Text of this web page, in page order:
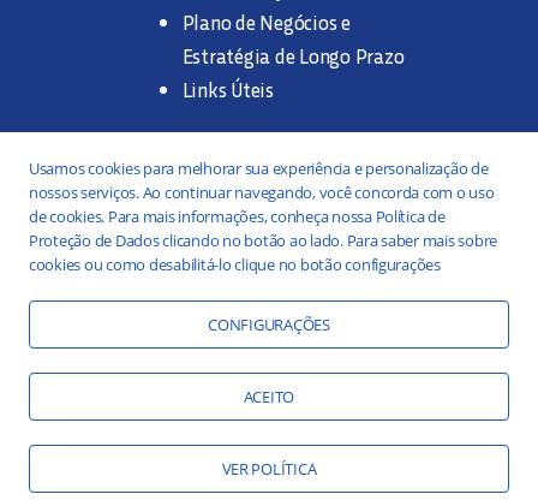
Plano de Negócios e
Estratégia de Longo Prazo
Links Úteis
Trabalhe na SANASA
Concurso Público
Estágio
Portal da Transparência
Práticas ESG
Responsabilidade Social
Educação Ambiental
Usamos cookies para melhorar sua experiência e personalização de
nossos serviços. Ao continuar navegando, você concorda com o uso
de cookies. Para mais informações, conheça nossa Política de
Proteção de Dados clicando no botão ao lado. Para saber mais sobre
cookies ou como desabilitá-lo clique no botão configurações
CONFIGURAÇÕES
ACEITO
VER POLÍTICA